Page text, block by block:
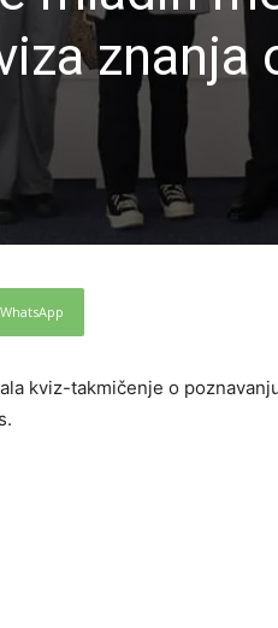
znanja
WhatsApp
kviz-takmičenje o